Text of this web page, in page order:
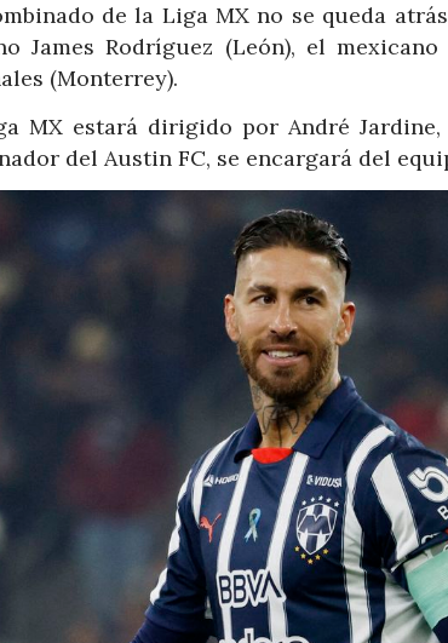
de la Liga MX no se queda
James Rodríguez (León), el
(Monterrey).
MX estará dirigido por André
del Austin FC, se encargará del